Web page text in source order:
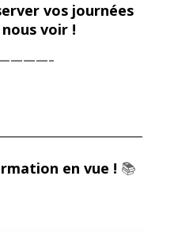
vos journées
voir !
en vue ! 📚